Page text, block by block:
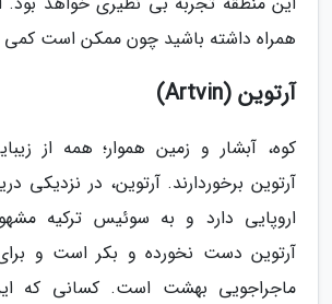
همراه داشته باشید چون ممکن است
آرتوین (Artvin)
کوه، آبشار و زمین هموار؛ همه از
آرتوین برخوردارند. آرتوین، در نزدیکی
اروپایی دارد و به سوئیس ترکیه
آرتوین دست نخورده و بکر است و
ماجراجویی بهشت است. کسانی که